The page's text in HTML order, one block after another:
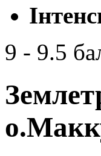
9 - 9.5